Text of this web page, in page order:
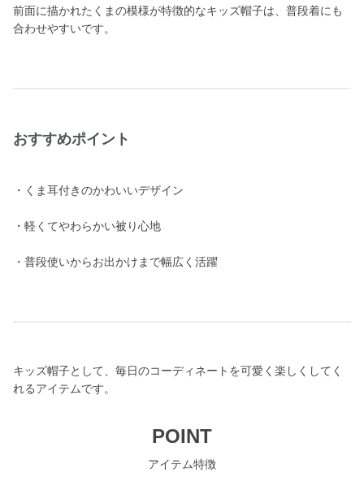
前面に描かれたくまの模様が特徴的なキッズ帽子は、普段着にも
合わせやすいです。
おすすめポイント
・くま耳付きのかわいいデザイン
・軽くてやわらかい被り心地
・普段使いからお出かけまで幅広く活躍
キッズ帽子として、毎日のコーディネートを可愛く楽しくしてく
れるアイテムです。
POINT
アイテム特徴